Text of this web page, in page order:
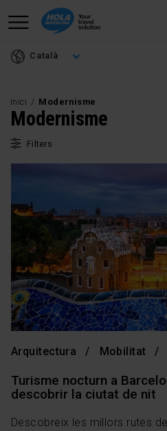
Català
Inici Modernisme
Modernisme
Filters
Arquitectura Mobilitat
Turisme nocturn a
descobrir la ciutat de nit
Descobreix les millors rutes